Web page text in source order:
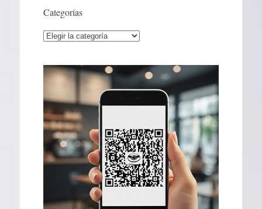
Categorías
Categorías